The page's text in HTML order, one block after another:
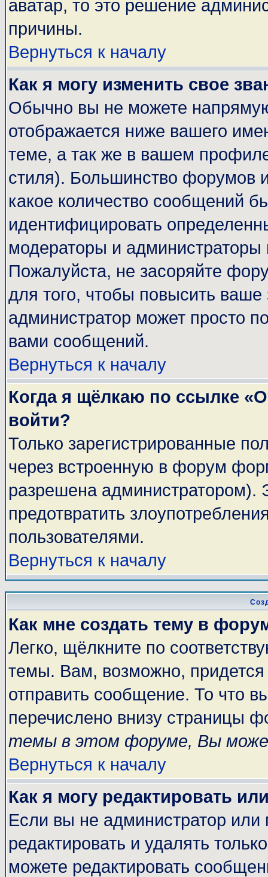
аватар, то это решение
причины.
Вернуться к началу
Как я могу изменить свое
Обычно вы не можете
отображается ниже вашего
теме, а так же в вашем
стиля). Большинство форумов
какое количество сообщений
идентифицировать
модераторы и администраторы
Пожалуйста, не засоряйте
для того, чтобы повысить
администратор может просто
вами сообщений.
Вернуться к началу
Когда я щёлкаю по ссылке
войти?
Только зарегистрированные
через встроенную в форум
разрешена администратором).
предотвратить
пользователями.
Вернуться к началу
Как мне создать тему в
Легко, щёлкните по
темы. Вам, возможно, придется
отправить сообщение. То что
перечислено внизу страницы
темы в этом форуме, Вы
Вернуться к началу
Как я могу редактировать
Если вы не администратор
редактировать и удалять
можете редактировать